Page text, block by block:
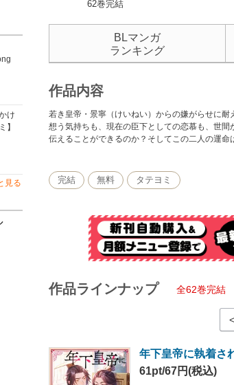
け
】
見る
62巻完結
BLマンガ
ランキング
作品内容
若き皇帝・景寧（けいねい）からの嫌がらせに
想う気持ちも、現在の臣下としての恋慕も、世
伝えることができるのか？そしてこの二人の運命
完結 無料 タテヨミ
作品ラインナップ 全62巻完結
<
年下皇帝に執着さ
61pt/67円(税込)